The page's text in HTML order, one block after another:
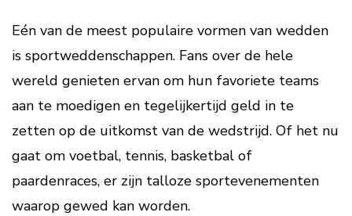
Eén van de meest populaire vormen van wedden
is sportweddenschappen. Fans over de hele
wereld genieten ervan om hun favoriete teams
aan te moedigen en tegelijkertijd geld in te
zetten op de uitkomst van de wedstrijd. Of het nu
gaat om voetbal, tennis, basketbal of
paardenraces, er zijn talloze sportevenementen
waarop gewed kan worden.